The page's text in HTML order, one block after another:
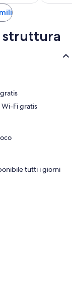
329 €
Fi gratis
tutti i giorni